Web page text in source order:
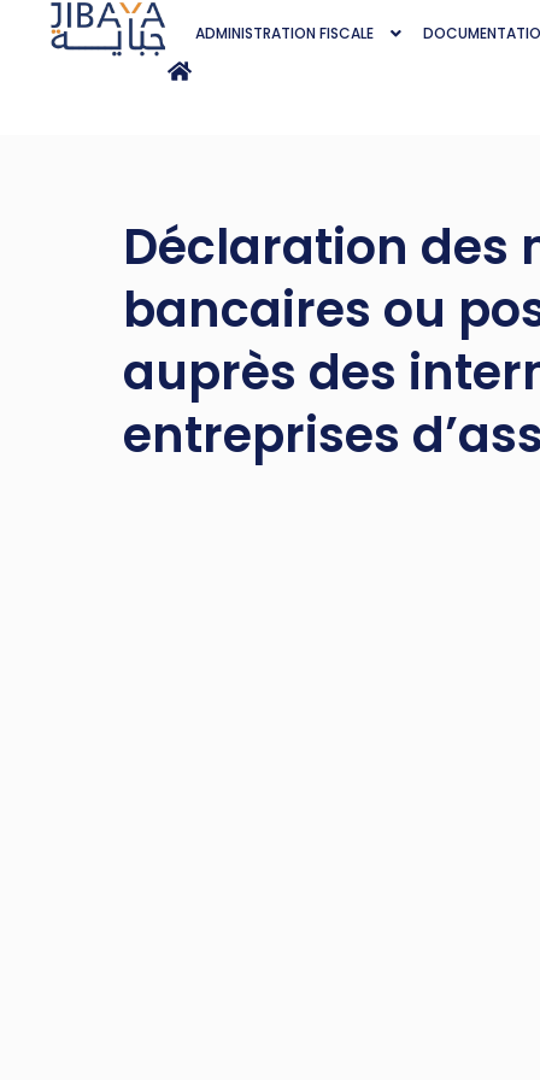
ADMINISTRATION FISCALE
Déclaration des
bancaires ou
auprès des
entreprises